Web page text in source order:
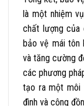
là một nhiệm
chất lượng của
bảo vệ mái
và tăng cường
các phương
tạo ra một môi
đình và cộng